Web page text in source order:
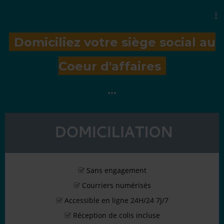
Domiciliez votre siège social au
Coeur d'affaires
•••
Sans engagement
Courriers numérisés
Accessible en ligne 24H/24 7J/7
Réception de colis incluse